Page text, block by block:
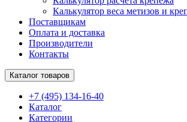
Калькулятор веса метизов и
Поставщикам
Оплата и доставка
Производители
Контакты
Каталог товаров
+7 (495) 134-16-40
Каталог
Категории